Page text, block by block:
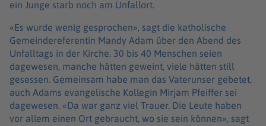
ein Junge starb noch am Unfallort.
«Es wurde wenig gesprochen», sagt die katholische
Gemeindereferentin Mandy Adam über den Abend des
Unfalltags in der Kirche. 30 bis 40 Menschen seien
dagewesen, manche hätten geweint, viele hätten still
gesessen. Gemeinsam habe man das Vaterunser gebetet,
auch Adams evangelische Kollegin Mirjam Pfeiffer sei
dagewesen. «Da war ganz viel Trauer. Die Leute haben
vor allem einen Ort gebraucht, wo sie sein können», sagt